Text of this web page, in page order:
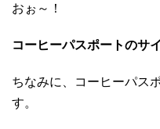
おぉ～！
コーヒーパスポートのサ
ちなみに、コーヒーパス
す。